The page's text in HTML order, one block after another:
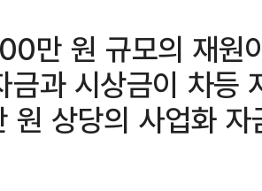
만 원 규모의 재원
금과 시상금이 차등
상당의 사업화 자